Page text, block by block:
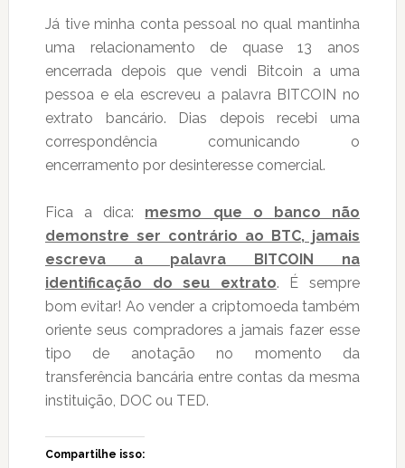
Já tive minha conta pessoal no qual mantinha
uma relacionamento de quase 13 anos
encerrada depois que vendi Bitcoin a uma
pessoa e ela escreveu a palavra BITCOIN no
extrato bancário. Dias depois recebi uma
correspondência comunicando o
encerramento por desinteresse comercial.
Fica a dica: mesmo que o banco não
demonstre ser contrário ao BTC, jamais
escreva a palavra BITCOIN na
identificação do seu extrato. É sempre
bom evitar! Ao vender a criptomoeda também
oriente seus compradores a jamais fazer esse
tipo de anotação no momento da
transferência bancária entre contas da mesma
instituição, DOC ou TED.
Compartilhe isso: